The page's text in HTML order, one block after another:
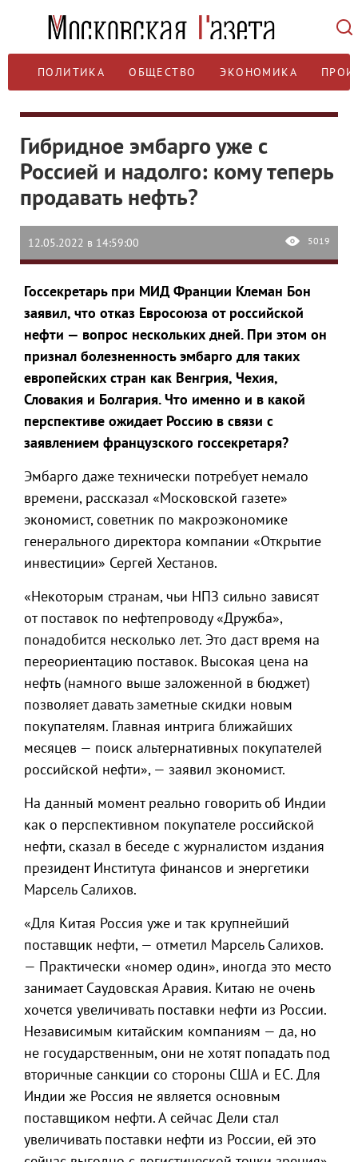
ПОЛИТИКА ОБЩЕСТВО ЭКОНОМИКА
Гибридное эмбарго уже с
Россией и надолго: кому теперь
продавать нефть?
12.05.2022 в 14:59:00 5019
Госсекретарь при МИД Франции Клеман Бон
заявил, что отказ Евросоюза от российской
нефти — вопрос нескольких дней. При этом он
признал болезненность эмбарго для таких
европейских стран как Венгрия, Чехия,
Словакия и Болгария. Что именно и в какой
перспективе ожидает Россию в связи с
заявлением французского госсекретаря?
Эмбарго даже технически потребует немало
времени, рассказал «Московской газете»
экономист, советник по макроэкономике
генерального директора компании «Открытие
инвестиции» Сергей Хестанов.
«Некоторым странам, чьи НПЗ сильно зависят
от поставок по нефтепроводу «Дружба»,
понадобится несколько лет. Это даст время на
переориентацию поставок. Высокая цена на
нефть (намного выше заложенной в бюджет)
позволяет давать заметные скидки новым
покупателям. Главная интрига ближайших
месяцев — поиск альтернативных покупателей
российской нефти», — заявил экономист.
На данный момент реально говорить об Индии
как о перспективном покупателе российской
нефти, сказал в беседе с журналистом издания
президент Института финансов и энергетики
Марсель Салихов.
«Для Китая Россия уже и так крупнейший
поставщик нефти, — отметил Марсель Салихов.
— Практически «номер один», иногда это место
занимает Саудовская Аравия. Китаю не очень
хочется увеличивать поставки нефти из России.
Независимым китайским компаниям — да, но
не государственным, они не хотят попадать под
вторичные санкции со стороны США и ЕС. Для
Индии же Россия не является основным
поставщиком нефти. А сейчас Дели стал
увеличивать поставки нефти из России, ей это